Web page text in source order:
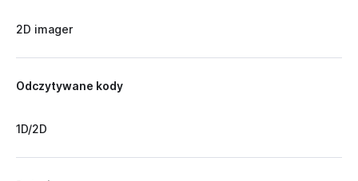
2D imager
Odczytywane kody
1D/2D